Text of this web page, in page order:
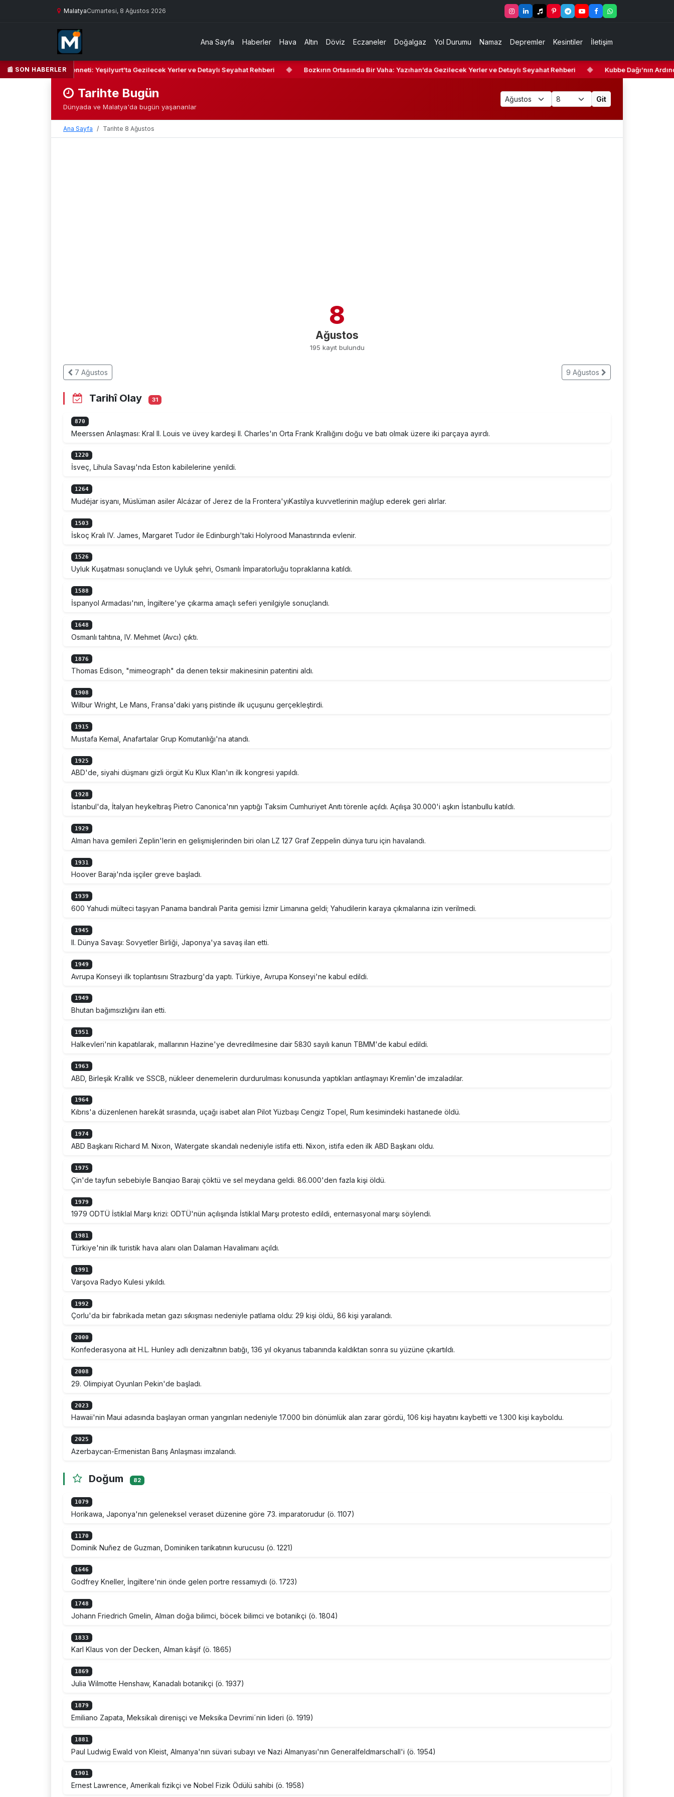
MalatyaCumartesi, 8 Ağustos 2026
Ana Sayfa Haberler Hava Altın Döviz Eczaneler Doğalgaz Yol Durumu Namaz Depremler Kesintiler İletişim
📰 SON HABERLER
Kalbi ve Kültür Cenneti: Yeşilyurt’ta Gezilecek Yerler ve Detaylı Seyahat Rehberi ◆ Bozkırın Ortasında Bir Vaha: Yazıhan’da Gezilecek Yerler ve Detaylı Seyahat Rehberi ◆ Kubbe Dağı’nın
Tarihte Bugün
Dünyada ve Malatya'da bugün yaşananlar
Git
Ana Sayfa Tarihte 8 Ağustos
8
Ağustos
195 kayıt bulundu
7 Ağustos 9 Ağustos
Tarihî Olay 31
870
Meerssen Anlaşması: Kral II. Louis ve üvey kardeşi II. Charles'ın Orta Frank Krallığını doğu ve batı olmak üzere iki parçaya ayırdı.
1220
İsveç, Lihula Savaşı'nda Eston kabilelerine yenildi.
1264
Mudéjar isyanı, Müslüman asiler Alcázar of Jerez de la Frontera'yıKastilya kuvvetlerinin mağlup ederek geri alırlar.
1503
İskoç Kralı IV. James, Margaret Tudor ile Edinburgh'taki Holyrood Manastırında evlenir.
1526
Uyluk Kuşatması sonuçlandı ve Uyluk şehri, Osmanlı İmparatorluğu topraklarına katıldı.
1588
İspanyol Armadası'nın, İngiltere'ye çıkarma amaçlı seferi yenilgiyle sonuçlandı.
1648
Osmanlı tahtına, IV. Mehmet (Avcı) çıktı.
1876
Thomas Edison, "mimeograph" da denen teksir makinesinin patentini aldı.
1908
Wilbur Wright, Le Mans, Fransa'daki yarış pistinde ilk uçuşunu gerçekleştirdi.
1915
Mustafa Kemal, Anafartalar Grup Komutanlığı'na atandı.
1925
ABD'de, siyahi düşmanı gizli örgüt Ku Klux Klan'ın ilk kongresi yapıldı.
1928
İstanbul'da, İtalyan heykeltıraş Pietro Canonica'nın yaptığı Taksim Cumhuriyet Anıtı törenle açıldı. Açılışa 30.000'i aşkın İstanbullu katıldı.
1929
Alman hava gemileri Zeplin'lerin en gelişmişlerinden biri olan LZ 127 Graf Zeppelin dünya turu için havalandı.
1931
Hoover Barajı'nda işçiler greve başladı.
1939
600 Yahudi mülteci taşıyan Panama bandıralı Parita gemisi İzmir Limanına geldi; Yahudilerin karaya çıkmalarına izin verilmedi.
1945
II. Dünya Savaşı: Sovyetler Birliği, Japonya'ya savaş ilan etti.
1949
Avrupa Konseyi ilk toplantısını Strazburg'da yaptı. Türkiye, Avrupa Konseyi'ne kabul edildi.
1949
Bhutan bağımsızlığını ilan etti.
1951
Halkevleri'nin kapatılarak, mallarının Hazine'ye devredilmesine dair 5830 sayılı kanun TBMM'de kabul edildi.
1963
ABD, Birleşik Krallık ve SSCB, nükleer denemelerin durdurulması konusunda yaptıkları antlaşmayı Kremlin'de imzaladılar.
1964
Kıbrıs'a düzenlenen harekât sırasında, uçağı isabet alan Pilot Yüzbaşı Cengiz Topel, Rum kesimindeki hastanede öldü.
1974
ABD Başkanı Richard M. Nixon, Watergate skandalı nedeniyle istifa etti. Nixon, istifa eden ilk ABD Başkanı oldu.
1975
Çin'de tayfun sebebiyle Banqiao Barajı çöktü ve sel meydana geldi. 86.000'den fazla kişi öldü.
1979
1979 ODTÜ İstiklal Marşı krizi: ODTÜ'nün açılışında İstiklal Marşı protesto edildi, enternasyonal marşı söylendi.
1981
Türkiye'nin ilk turistik hava alanı olan Dalaman Havalimanı açıldı.
1991
Varşova Radyo Kulesi yıkıldı.
1992
Çorlu'da bir fabrikada metan gazı sıkışması nedeniyle patlama oldu: 29 kişi öldü, 86 kişi yaralandı.
2000
Konfederasyona ait H.L. Hunley adlı denizaltının batığı, 136 yıl okyanus tabanında kaldıktan sonra su yüzüne çıkartıldı.
2008
29. Olimpiyat Oyunları Pekin'de başladı.
2023
Hawaii'nin Maui adasında başlayan orman yangınları nedeniyle 17.000 bin dönümlük alan zarar gördü, 106 kişi hayatını kaybetti ve 1.300 kişi kayboldu.
2025
Azerbaycan-Ermenistan Barış Anlaşması imzalandı.
Doğum 82
1079
Horikawa, Japonya'nın geleneksel veraset düzenine göre 73. imparatorudur (ö. 1107)
1170
Dominik Nuñez de Guzman, Dominiken tarikatının kurucusu (ö. 1221)
1646
Godfrey Kneller, İngiltere'nin önde gelen portre ressamıydı (ö. 1723)
1748
Johann Friedrich Gmelin, Alman doğa bilimci, böcek bilimci ve botanikçi (ö. 1804)
1833
Karl Klaus von der Decken, Alman kâşif (ö. 1865)
1869
Julia Wilmotte Henshaw, Kanadalı botanikçi (ö. 1937)
1879
Emiliano Zapata, Meksikalı direnişçi ve Meksika Devrimi´nin lideri (ö. 1919)
1881
Paul Ludwig Ewald von Kleist, Almanya'nın süvari subayı ve Nazi Almanyası'nın Generalfeldmarschall'i (ö. 1954)
1901
Ernest Lawrence, Amerikalı fizikçi ve Nobel Fizik Ödülü sahibi (ö. 1958)